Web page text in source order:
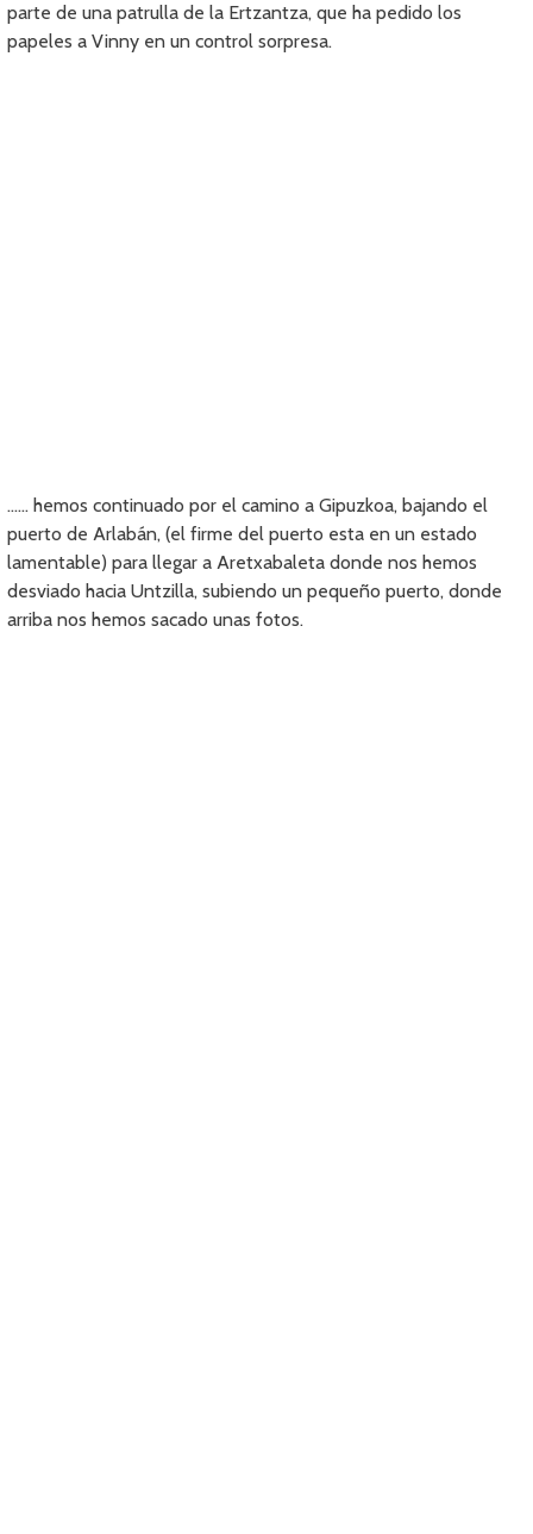
parte de una patrulla de la Ertzantza, que ha pedido los
papeles a Vinny en un control sorpresa.
…… hemos continuado por el camino a Gipuzkoa, bajando el
puerto de Arlabán, (el firme del puerto esta en un estado
lamentable) para llegar a Aretxabaleta donde nos hemos
desviado hacia Untzilla, subiendo un pequeño puerto, donde
arriba nos hemos sacado unas fotos.